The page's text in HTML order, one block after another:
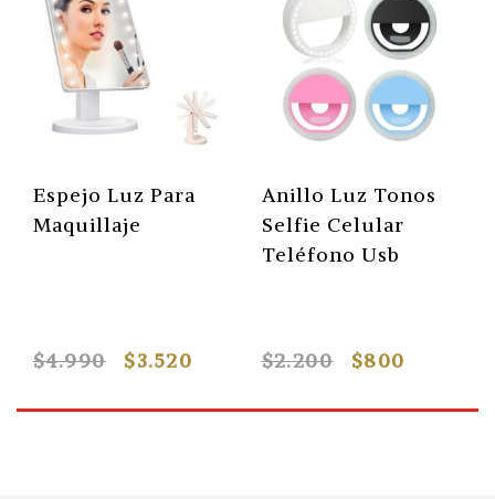
Espejo Luz Para
Maquillaje
$4.990 $3.520
Anillo Luz Tonos
Selfie Celular
Teléfono Usb
$2.200 $800